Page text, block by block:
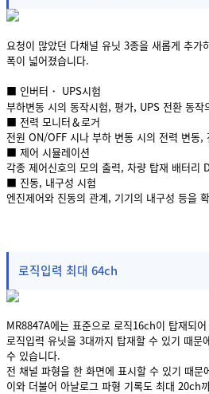
요청이 많았던 다채널 유닛 3종을 새롭게 추가
폭이 넓어졌습니다.
■ 인버터・ UPS시험
부하변동 시의 동작시험, 평가, UPS 전환 동작
■ 전력 모니터＆로거
전원 ON/OFF 시나 부하 변동 시의 전력 변동,
■ 제어 시뮬레이션
각종 제어신호의 모의 출력, 차량 탑재 배터리
■ 진동, 내구성 시험
엔진제어와 진동의 관계, 기기의 내구성 등을
로직입력 최대 64ch
MR8847A에는 표준으로 로직16ch이 탑재되
로직입력 유닛을 3대까지 탑재할 수 있기 때
수 있습니다.
전 채널 파형을 한 화면에 표시할 수 있기 때문
이와 더불어 아날로그 파형 기록도 최대 20ch